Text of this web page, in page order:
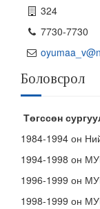
324
7730-7730
Боловсрол
Төгссөн
1984-1994 он
1994-1998 он
1996-1999 он
1998-1999 он